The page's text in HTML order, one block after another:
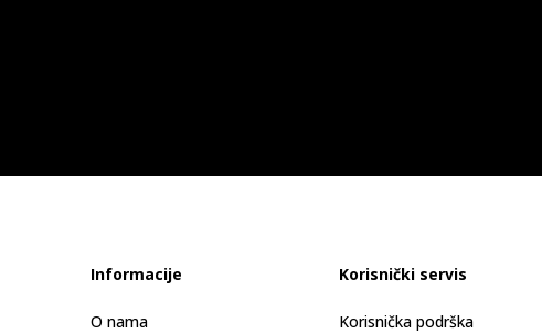
Informacije
O nama
Korisnički servis
Korisnička podrška